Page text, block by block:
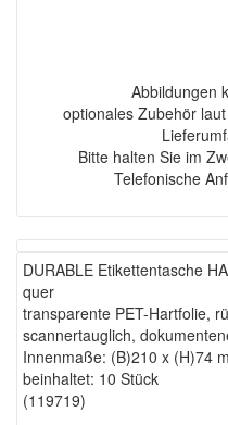
Abbildungen
optionales Zubehör
Bitte halten Sie im
Telefonische
DURABLE Etikettentasche
quer
transparente PET-Hartfolie,
scannertauglich,
Innenmaße: (B)210 x (H)74
beinhaltet: 10 Stück
(119719)